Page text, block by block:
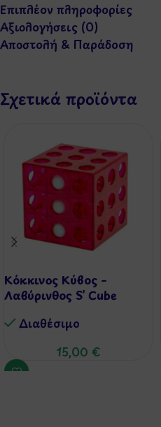
Επιπλέον πληροφορίες
Αξιολογήσεις (0)
Αποστολή & Παράδοση
Σχετικά προϊόντα
Κόκκινος Κύβος –
Λαβύρινθος S’ Cube
Διαθέσιμo
15,00 €